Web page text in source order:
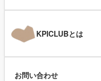
KPICLUBとは
お問い合わせ